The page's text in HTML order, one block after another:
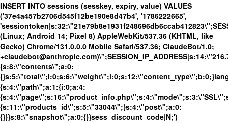
INSERT INTO sessions (sesskey, expiry, value) VALUES
('37e4a457b2706d545f12be190e8d47b4', '1786222665',
(Linux; Android 14; Pixel 8) AppleWebKit/537.36 (KHTML, like
Gecko) Chrome/131.0.0.0 Mobile Safari/537.36; ClaudeBot/1.0;
{s:8:\"contents\";a:0:
{s:4:\"path\";a:1:{i:0;a:4:
{s:11:\"products_id\";s:5:\"33044\";}s:4:\"post\";a:0:
{}}}s:8:\"snapshot\";a:0:{}}sess_discount_code|N;')